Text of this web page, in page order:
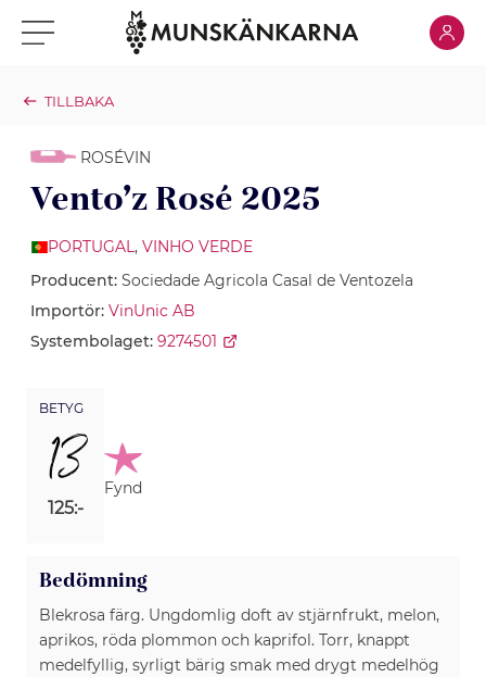
Klicka för meny Klicka
TILLBAKA
ROSÉVIN
Vento’z Rosé 2025
PORTUGAL, VINHO VERDE
Producent: Sociedade Agricola Casal de Ventozela
Importör: VinUnic AB
Systembolaget: 9274501
BETYG
13
125:-
Fynd
Bedömning
Blekrosa färg. Ungdomlig doft av stjärnfrukt, melon,
aprikos, röda plommon och kaprifol. Torr, knappt
medelfyllig, syrligt bärig smak med drygt medelhög